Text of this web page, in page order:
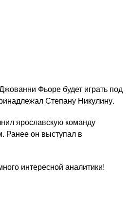
Фьоре будет играть под
Степану Никулину.
ярославскую команду
Ранее он выступал в
интересной аналитики!